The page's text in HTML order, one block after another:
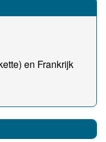
en Frankrijk